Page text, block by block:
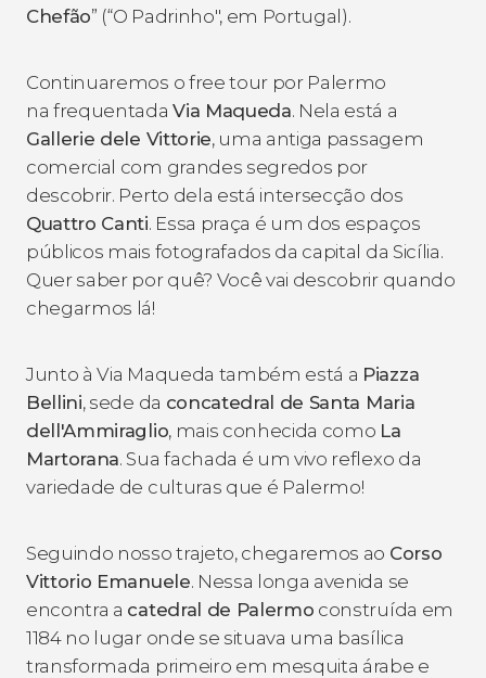
Chefão” (“O Padrinho", em Portugal).
Continuaremos o free tour por Palermo
na frequentadaVia Maqueda. Nela está a
Gallerie dele Vittorie, uma antiga passagem
comercial com grandes segredos por
descobrir. Perto dela está intersecção dos
Quattro Canti. Essa praça é um dos espaços
públicos mais fotografados da capital da Sicília.
Quer saber por quê? Você vai descobrir quando
chegarmos lá!
Junto à Via Maqueda também está a Piazza
Bellini, sede da concatedral de Santa Maria
dell'Ammiraglio, mais conhecida como La
Martorana. Sua fachada é um vivo reflexo da
variedade de culturas que é Palermo!
Seguindo nosso trajeto, chegaremos ao Corso
Vittorio Emanuele. Nessa longa avenida se
encontra a catedral de Palermo construída em
1184 no lugar onde se situava uma basílica
transformada primeiro em mesquita árabe e